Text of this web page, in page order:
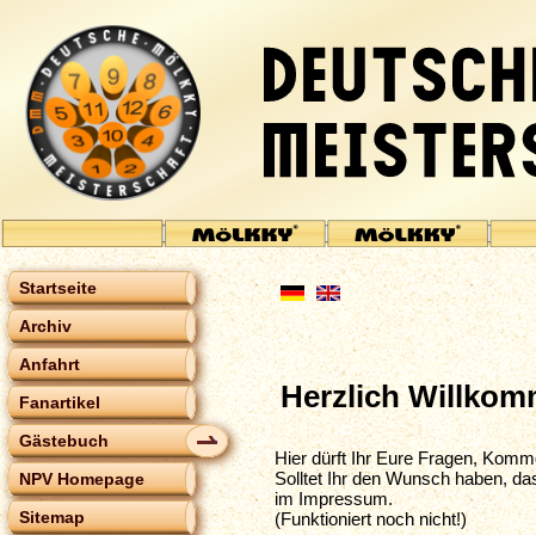
Startseite
Archiv
Anfahrt
Fanartikel
Gästebuch
NPV Homepage
Sitemap
Herzlich
Hier dürft Ihr Eure Fragen,
Solltet Ihr den Wunsch haben,
im Impressum.
(Funktioniert noch nicht!)